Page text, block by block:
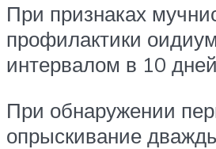
При признаках
профилактики
интервалом в 10
При обнаружении
опрыскивание